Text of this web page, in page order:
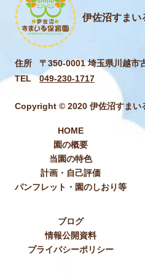
伊佐沼すまい
住所
〒350-0001 埼玉県川越市
TEL
049-230-1717
Copyright © 2020 伊佐沼すま
HOME
園の概要
当園の特色
計画・自己評価
パンフレット・園のしおり等
ブログ
情報公開資料
プライバシーポリシー